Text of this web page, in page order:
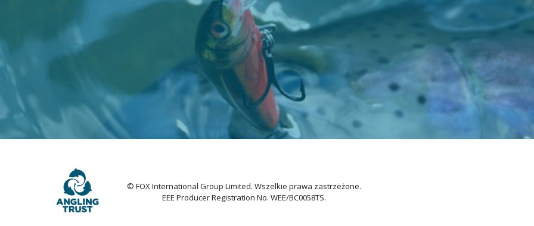
© FOX International Group Limited. Wszelkie prawa zastrzeżone.
EEE Producer Registration No. WEE/BC0058TS.